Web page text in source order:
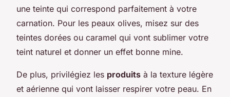
une teinte qui correspond parfaitement à votre
carnation. Pour les peaux olives, misez sur des
teintes dorées ou caramel qui vont sublimer votre
teint naturel et donner un effet bonne mine.
De plus, privilégiez les produits à la texture légère
et aérienne qui vont laisser respirer votre peau. En